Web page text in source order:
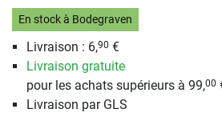
En stock à Bodegraven
Livraison : 6,90 €
Livraison gratuite
pour les achats supérieurs à 99,00
Livraison par GLS